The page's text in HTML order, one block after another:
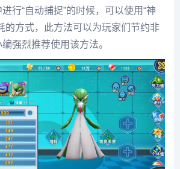
行“自动捕捉”的时候，可以使用“神
的方式，此方法可以为玩家们节约非
强烈推荐使用该方法。